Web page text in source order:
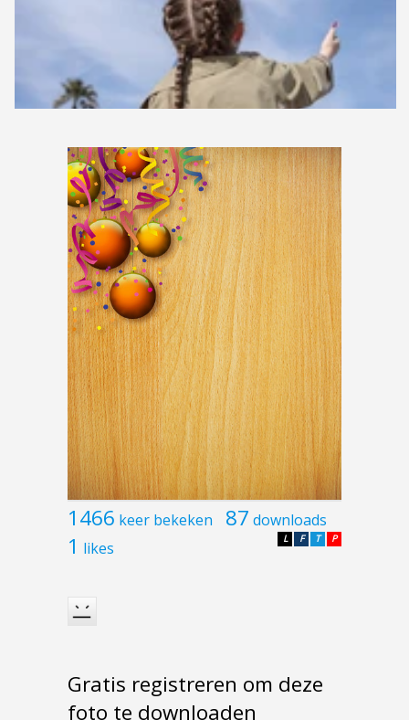
1466 keer bekeken 87 downloads
1 likes P
T
F
L
Gratis registreren om deze
foto te downloaden